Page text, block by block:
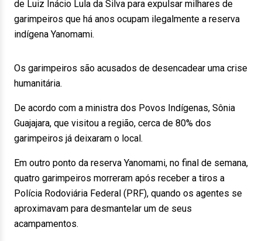
de Luiz Inácio Lula da Silva para expulsar milhares de
garimpeiros que há anos ocupam ilegalmente a reserva
indígena Yanomami.
Os garimpeiros são acusados de desencadear uma crise
humanitária.
De acordo com a ministra dos Povos Indígenas, Sônia
Guajajara, que visitou a região, cerca de 80% dos
garimpeiros já deixaram o local.
Em outro ponto da reserva Yanomami, no final de semana,
quatro garimpeiros morreram após receber a tiros a
Polícia Rodoviária Federal (PRF), quando os agentes se
aproximavam para desmantelar um de seus
acampamentos.